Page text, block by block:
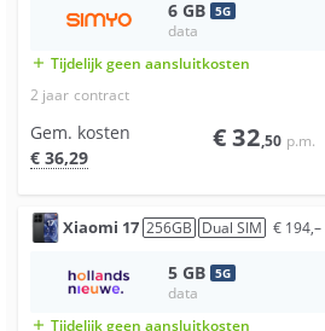
6 GB 5G
data
2 jaar contract
€32,50 p.m.
Gem. kosten
€ 36,29
add Tijdelijk geen aansluitkosten
Xiaomi 17 256GB Dual SIM € 194,–
5 GB 5G
data
add Tijdelijk geen aansluitkosten